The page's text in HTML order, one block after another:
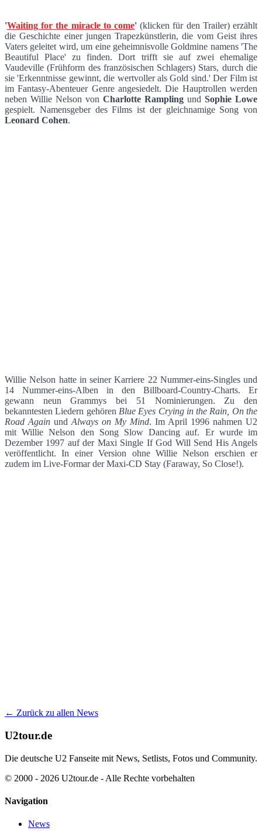
'Waiting for the miracle to come' (klicken für den Trailer) erzählt
die Geschichte einer jungen Trapezkünstlerin, die vom Geist ihres
Vaters geleitet wird, um eine geheimnisvolle Goldmine namens 'The
Beautiful Place' zu finden. Dort trifft sie auf zwei ehemalige
Vaudeville (Frühform des französischen Schlagers) Stars, durch die
sie 'Erkenntnisse gewinnt, die wertvoller als Gold sind.' Der Film ist
im Fantasy-Abenteuer Genre angesiedelt. Die Hauptrollen werden
neben Willie Nelson von Charlotte Rampling und Sophie Lowe
gespielt. Namensgeber des Films ist der gleichnamige Song von
Leonard Cohen.
Willie Nelson hatte in seiner Karriere 22 Nummer-eins-Singles und
14 Nummer-eins-Alben in den Billboard-Country-Charts. Er
gewann neun Grammys bei 51 Nominierungen. Zu den
bekanntesten Liedern gehören Blue Eyes Crying in the Rain, On the
Road Again und Always on My Mind. Im April 1996 nahmen U2
mit Willie Nelson den Song Slow Dancing auf. Er wurde im
Dezember 1997 auf der Maxi Single If God Will Send His Angels
veröffentlicht. In einer Version ohne Willie Nelson erschien er
zudem im Live-Formar der Maxi-CD Stay (Faraway, So Close!).
← Zurück zu allen News
U2tour.de
Die deutsche U2 Fanseite mit News, Setlists, Fotos und Community.
© 2000 - 2026 U2tour.de - Alle Rechte vorbehalten
Navigation
News